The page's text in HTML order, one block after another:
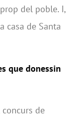
del poble. I,
casa de Santa
que donessin
concurs de